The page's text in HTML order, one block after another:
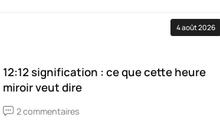
4 août 2026
12:12 signification : ce que cette heure
miroir veut dire
2 commentaires